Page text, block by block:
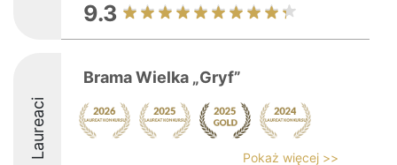
9.3
Laureaci
Brama Wielka „Gryf”
Pokaż więcej >>